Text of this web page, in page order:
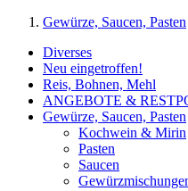
Gewürze, Saucen, Pasten
Diverses
Neu eingetroffen!
Reis, Bohnen, Mehl
ANGEBOTE &
Gewürze, Saucen, Pasten
Kochwein & Mirin
Pasten
Saucen